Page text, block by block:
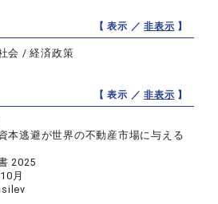
【 表示 ／非表示 】
会 / 経済政策
【 表示 ／非表示 】
本逃避が世界の不動産市場に与える
2025
月